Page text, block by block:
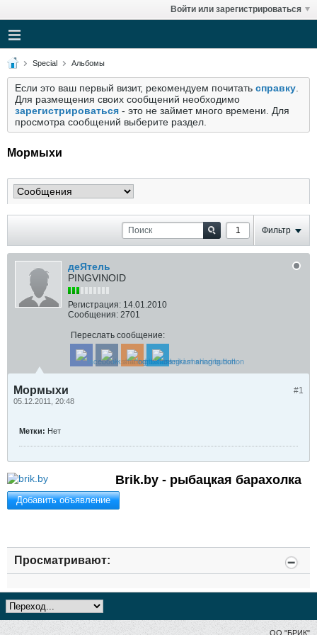
Войти или зарегистрироваться
Special Альбомы
Если это ваш первый визит, рекомендуем почитать справку
Для размещения своих сообщений необходимо
зарегистрироваться - это не займет много времени. Для
просмотра сообщений выберите раздел.
Мормыхи
Фильтр
деЯтель
PINGVINOID
Регистрация: 14.01.2010
Сообщения: 2701
Переслать сообщение:
#1
Мормыхи
05.12.2011, 20:48
Метки: Нет
Brik.by - рыбацкая барахолка
Добавить объявление
Просматривают:
ОО "БРИК"